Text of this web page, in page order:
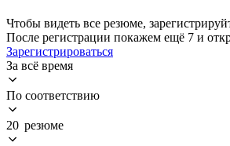
Чтобы видеть все резюме,
После регистрации покажем ещё 7 и
Зарегистрироваться
За всё время
По соответствию
20 резюме